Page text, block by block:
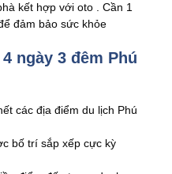
kết hợp với oto . Cần 1
đảm bảo sức khỏe
ngày 3 đêm Phú
các địa điểm du lịch Phú
bố trí sắp xếp cực kỳ